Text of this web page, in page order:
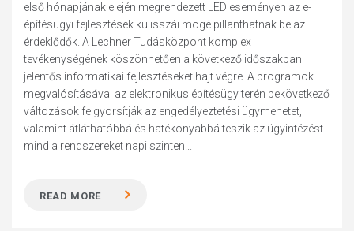
első hónapjának elején megrendezett LED eseményen az e-
építésügyi fejlesztések kulisszái mögé pillanthatnak be az
érdeklődők. A Lechner Tudásközpont komplex
tevékenységének köszönhetően a következő időszakban
jelentős informatikai fejlesztéseket hajt végre. A programok
megvalósításával az elektronikus építésügy terén bekövetkező
változások felgyorsítják az engedélyeztetési ügymenetet,
valamint átláthatóbbá és hatékonyabbá teszik az ügyintézést
mind a rendszereket napi szinten...
READ MORE